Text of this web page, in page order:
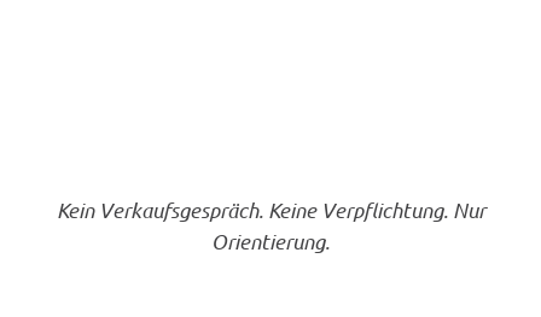
Kein Verkaufsgespräch. Keine Verpflichtung. Nur
Orientierung.